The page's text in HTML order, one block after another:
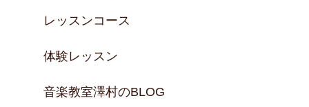
レッスンコース
体験レッスン
音楽教室澤村のBLOG